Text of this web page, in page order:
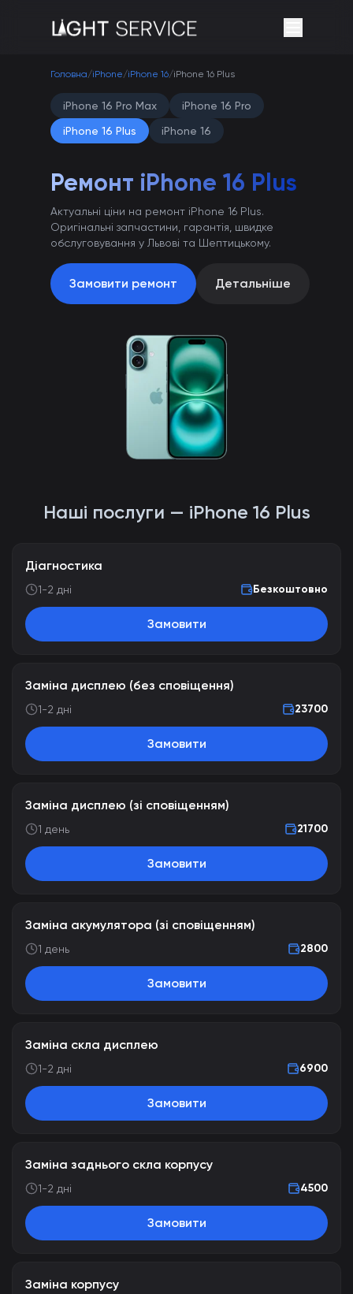
Головна/iPhone/iPhone 16/iPhone 16 Plus
iPhone 16 Pro Max
iPhone 16 Pro
iPhone 16 Plus
iPhone 16
Ремонт iPhone 16 Plus
Актуальні ціни на ремонт iPhone 16 Plus.
Оригінальні запчастини, гарантія, швидке
обслуговування у Львові та Шептицькому.
Замовити ремонт Детальніше
Наші послуги — iPhone 16 Plus
Діагностика
1-2 дні Безкоштовно
Замовити
Заміна дисплею (без сповіщення)
1-2 дні 23700
Замовити
Заміна дисплею (зі сповіщенням)
1 день 21700
Замовити
Заміна акумулятора (зі сповіщенням)
1 день 2800
Замовити
Заміна скла дисплею
1-2 дні 6900
Замовити
Заміна заднього скла корпусу
1-2 дні 4500
Замовити
Заміна корпусу